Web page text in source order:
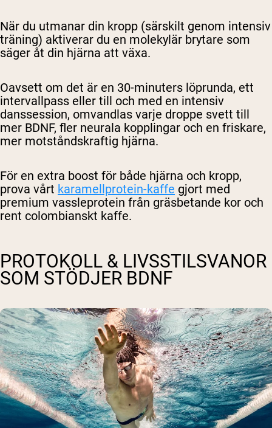
När du utmanar din kropp (särskilt genom intensiv
träning) aktiverar du en molekylär brytare som
säger åt din hjärna att växa.
Oavsett om det är en 30-minuters löprunda, ett
intervallpass eller till och med en intensiv
danssession, omvandlas varje droppe svett till
mer BDNF, fler neurala kopplingar och en friskare,
mer motståndskraftig hjärna.
För en extra boost för både hjärna och kropp,
prova vårt karamellprotein-kaffe gjort med
premium vassleprotein från gräsbetande kor och
rent colombianskt kaffe.
PROTOKOLL & LIVSSTILSVANOR
SOM STÖDJER BDNF